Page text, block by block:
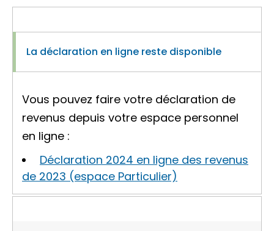
La déclaration en ligne reste disponible
Vous pouvez faire votre déclaration de
revenus depuis votre espace personnel
en ligne :
Déclaration 2024 en ligne des revenus
de 2023 (espace Particulier)